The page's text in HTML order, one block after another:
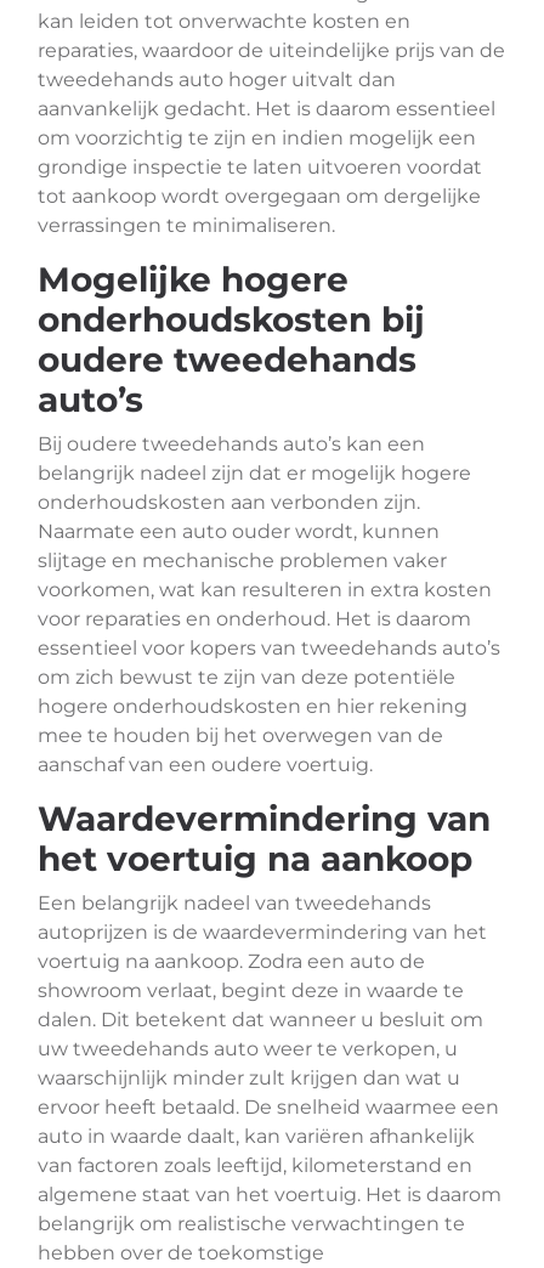
kan leiden tot onverwachte kosten en
reparaties, waardoor de uiteindelijke prijs van de
tweedehands auto hoger uitvalt dan
aanvankelijk gedacht. Het is daarom essentieel
om voorzichtig te zijn en indien mogelijk een
grondige inspectie te laten uitvoeren voordat
tot aankoop wordt overgegaan om dergelijke
verrassingen te minimaliseren.
Mogelijke hogere
onderhoudskosten bij
oudere tweedehands
auto’s
Bij oudere tweedehands auto’s kan een
belangrijk nadeel zijn dat er mogelijk hogere
onderhoudskosten aan verbonden zijn.
Naarmate een auto ouder wordt, kunnen
slijtage en mechanische problemen vaker
voorkomen, wat kan resulteren in extra kosten
voor reparaties en onderhoud. Het is daarom
essentieel voor kopers van tweedehands auto’s
om zich bewust te zijn van deze potentiële
hogere onderhoudskosten en hier rekening
mee te houden bij het overwegen van de
aanschaf van een oudere voertuig.
Waardevermindering van
het voertuig na aankoop
Een belangrijk nadeel van tweedehands
autoprijzen is de waardevermindering van het
voertuig na aankoop. Zodra een auto de
showroom verlaat, begint deze in waarde te
dalen. Dit betekent dat wanneer u besluit om
uw tweedehands auto weer te verkopen, u
waarschijnlijk minder zult krijgen dan wat u
ervoor heeft betaald. De snelheid waarmee een
auto in waarde daalt, kan variëren afhankelijk
van factoren zoals leeftijd, kilometerstand en
algemene staat van het voertuig. Het is daarom
belangrijk om realistische verwachtingen te
hebben over de toekomstige